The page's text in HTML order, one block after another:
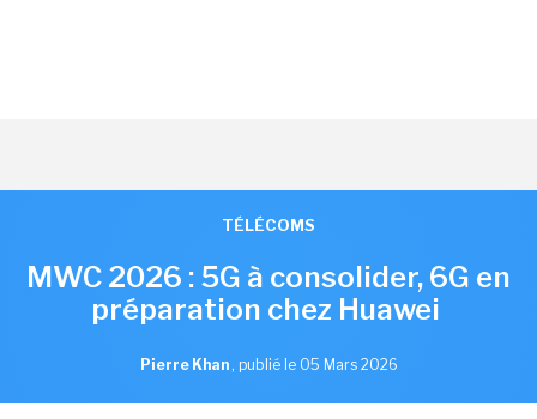
TÉLÉCOMS
MWC 2026 : 5G à consolider, 6G en
préparation chez Huawei
Pierre Khan , publié le 05 Mars 2026